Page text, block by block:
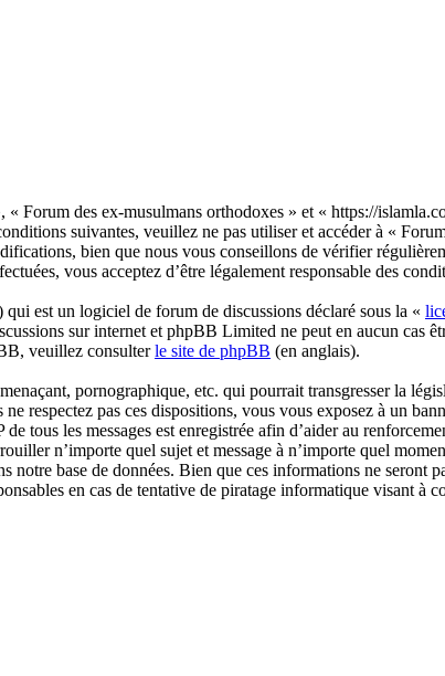
Forum des ex-musulmans orthodoxes » et « https://
suivantes, veuillez ne pas utiliser et accéder à «
bien que nous vous conseillons de vérifier
vous acceptez d’être légalement responsable des
est un logiciel de forum de discussions déclaré sous la «
sur internet et phpBB Limited ne peut en aucun cas
veuillez consulterle site de phpBB (en anglais).
pornographique, etc. qui pourrait transgresser la
respectez pas ces dispositions, vous vous exposez à un
tous les messages est enregistrée afin d’aider au
n’importe quel sujet et message à n’importe quel
base de données. Bien que ces informations ne seront
en cas de tentative de piratage informatique visant à